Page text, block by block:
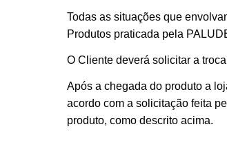
Todas as situações que
Produtos praticada pela
O Cliente deverá solicitar a
Após a chegada do produto a
acordo com a solicitação feita
produto, como descrito acima.